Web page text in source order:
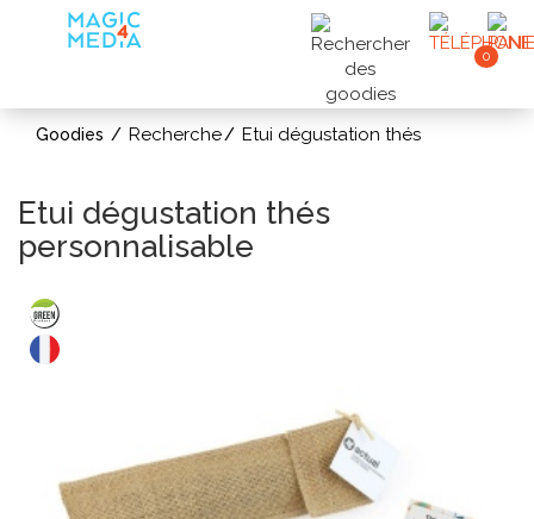
0
Goodies Recherche Etui dégustation thés
Etui dégustation thés
personnalisable